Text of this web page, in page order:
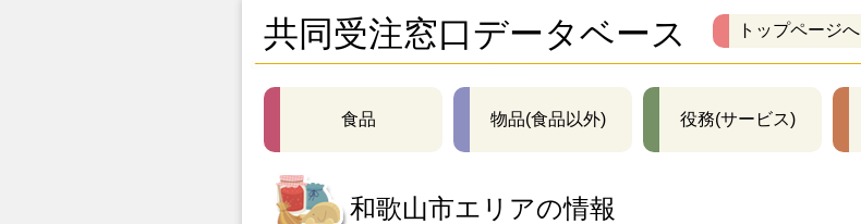
共同受注窓口データベース トップページへ
食品 物品(食品以外) 役務(サービス)
和歌山市エリアの情報